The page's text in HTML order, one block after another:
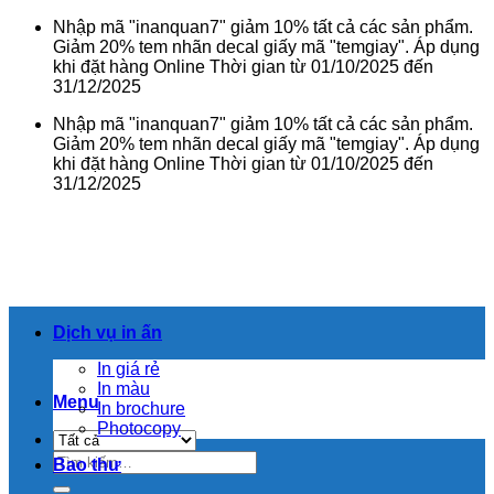
Nhập mã "inanquan7" giảm 10% tất cả các sản phẩm.
Giảm 20% tem nhãn decal giấy mã "temgiay". Áp dụng
khi đặt hàng Online Thời gian từ 01/10/2025 đến
31/12/2025
Nhập mã "inanquan7" giảm 10% tất cả các sản phẩm.
Giảm 20% tem nhãn decal giấy mã "temgiay". Áp dụng
khi đặt hàng Online Thời gian từ 01/10/2025 đến
31/12/2025
Menu
Tìm
kiếm:
Dịch vụ in ấn
In giá rẻ
In màu
In brochure
Photocopy
Bao thư